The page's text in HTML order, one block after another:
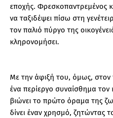
εποχής. Φρεσκοπαντρεμένος
να ταξιδέψει πίσω στη
τον παλιό πύργο της
κληρονομήσει.
Με την άφιξή του, όμως,
ένα περίεργο συναίσθημα τον
βιώνει το πρώτο όραμα της
δίνει έναν χρησμό, ζητώντας